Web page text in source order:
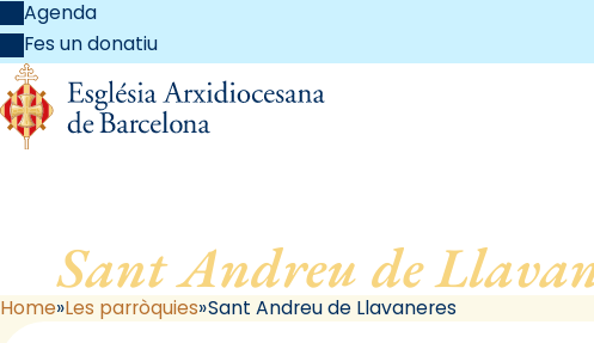
Agenda
Fes un donatiu
Sant Andreu de
Home Les parròquies Sant Andreu de Llavaneres